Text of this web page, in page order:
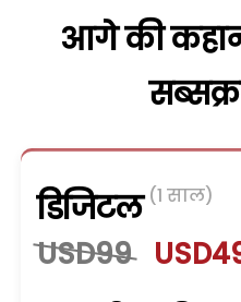
आगे की
डिजिटल (1 साल)
USD99